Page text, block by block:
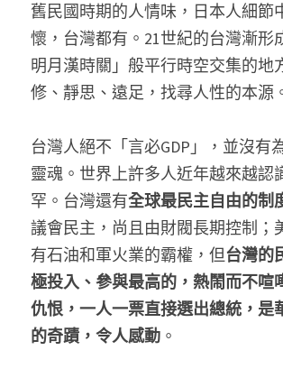
舊民國時期的人情味，日本人細節
懷，台灣都有。21世紀的台灣漸形
明月漢時關」般平行時空交集的地
修、靜思、遠足，找尋人性的本源
台灣人絕不「言必GDP」，並沒有
靈魂。世界上許多人近年越來越認
罕。台灣還有全球最民主自由的制
議會民主，尚且由財閥長期控制；
有石油和軍火業的霸權，但台灣的
極投入、參與最高的，熱鬧而不喧
仇恨，一人一票直接選出總統，是
的奇蹟，令人感動 。